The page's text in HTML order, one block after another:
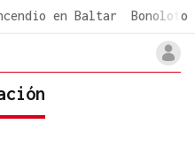
en Baltar Bonoloto